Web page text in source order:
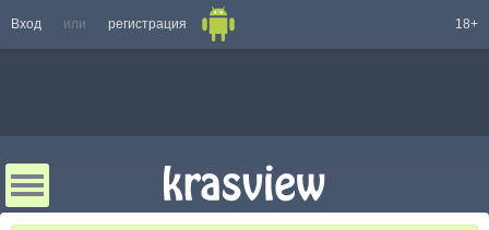
Вход или регистрация 18+